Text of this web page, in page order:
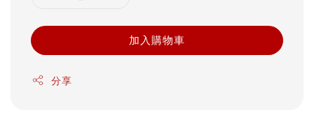
加入購物車
分享